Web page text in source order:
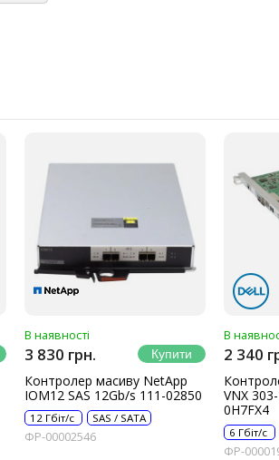
В наявності
3 830 грн.
Контролер масиву NetApp
IOM12 SAS 12Gb/s 111-02850
12 Гбіт/с SAS / SATA
ФР-00002546
В
2 340
VNX
0H7FX4
6 Гбіт/с
ФР-